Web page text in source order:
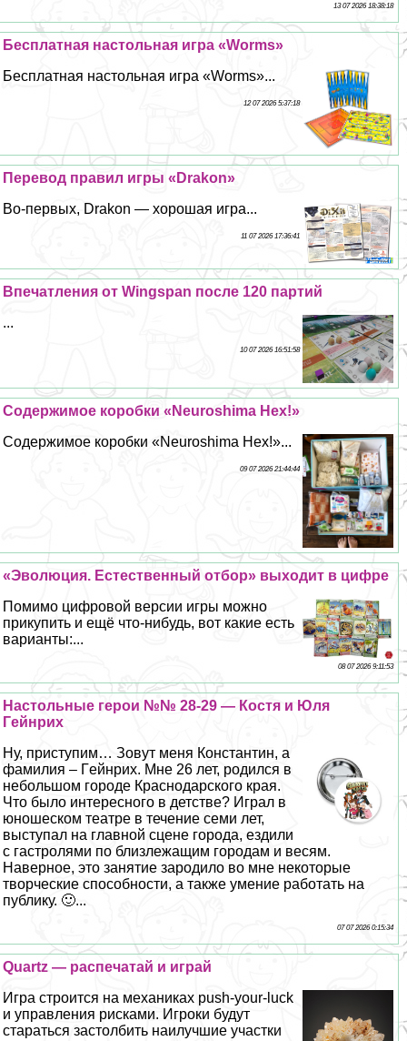
13 07 2026 18:38:18
Бесплатная настольная игра «Worms»
Бесплатная настольная игра «Worms»...
12 07 2026 5:37:18
Перевод правил игры «Drakon»
Во-первых, Drakon — хорошая игра...
11 07 2026 17:36:41
Впечатления от Wingspan после 120 партий
...
10 07 2026 16:51:58
Содержимое коробки «Neuroshima Hex!»
Содержимое коробки «Neuroshima Hex!»...
09 07 2026 21:44:44
«Эволюция. Естественный отбор» выходит в цифре
Помимо цифровой версии игры можно
прикупить и ещё что-нибудь, вот какие есть
варианты:...
08 07 2026 9:11:53
Настольные герои №№ 28-29 — Костя и Юля
Гeйнрих
Ну, приступим… Зовут меня Константин, а
фамилия – Гeйнрих. Мне 26 лет, родился в
небольшом городе Краснодарского края.
Что было интересного в детстве? Играл в
юношеском театре в течение семи лет,
выступал на главной сцене города, ездили
с гастролями по близлежащим городам и весям.
Наверное, это занятие зародило во мне некоторые
творческие способности, а также умение работать на
публику. 🙂...
07 07 2026 0:15:34
Quartz — распечатай и играй
Игра строится на механиках push-your-luck
и управления рисками. Игроки будут
стараться застолбить наилучшие участки